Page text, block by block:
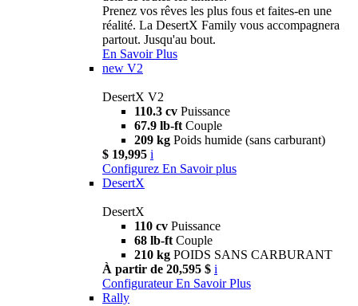
Prenez vos rêves les plus fous et faites-en une
réalité. La DesertX Family vous accompagnera
partout. Jusqu'au bout.
En Savoir Plus
new V2
DesertX V2
110.3 cv Puissance
67.9 lb-ft Couple
209 kg Poids humide (sans carburant)
$ 19,995 i
Configurez En Savoir plus
DesertX
DesertX
110 cv Puissance
68 lb-ft Couple
210 kg POIDS SANS CARBURANT
À partir de 20,595 $ i
Configurateur En Savoir Plus
Rally